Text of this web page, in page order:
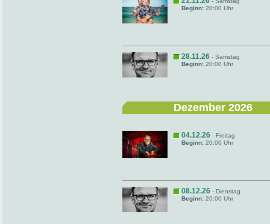
Beginn: 20:00 Uhr
28.11.26 - Samstag
Beginn: 20:00 Uhr
Dezember 2026
04.12.26 - Freitag
Beginn: 20:00 Uhr
08.12.26 - Dienstag
Beginn: 20:00 Uhr